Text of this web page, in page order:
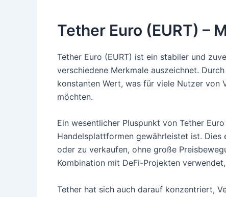
Tether Euro (EURT) –
Tether Euro (EURT) ist ein stabiler und
verschiedene Merkmale auszeichnet.
konstanten Wert, was für viele Nutzer von
möchten.
Ein wesentlicher Pluspunkt von Tether
Handelsplattformen gewährleistet ist.
oder zu verkaufen, ohne große
Kombination mit DeFi-Projekten
Tether hat sich auch darauf konzentriert,